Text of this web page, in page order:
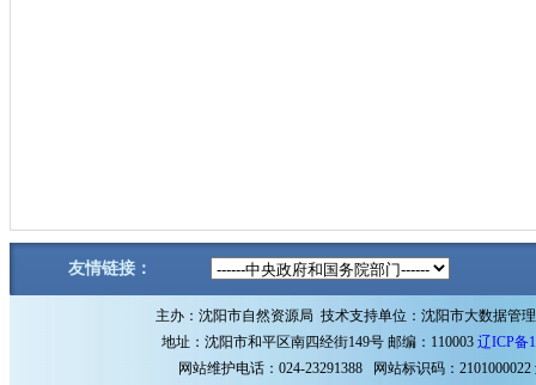
友情链接：
主办：沈阳市自然资源局 技术支持单位：沈阳市大数据管
地址：沈阳市和平区南四经街149号 邮编：110003 辽ICP备
网站维护电话：024-23291388 网站标识码：2101000022